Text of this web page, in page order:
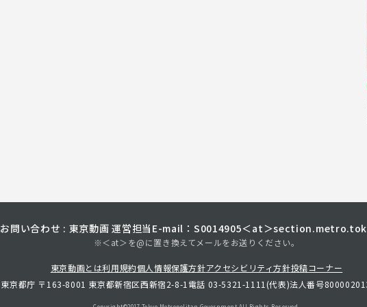
お問い合わせ : 東京動画 運営担当 E-mail：S0014905＜at＞
※＜at＞を@に置き換えてメールをお送りください。
東京動画とは利用規約個人情報保護方針アクセシビリティ方針投稿コーナー
東京都庁 〒163-8001 東京都新宿区西新宿2-8-1 電話 03-5321-1111(代表)法人番号